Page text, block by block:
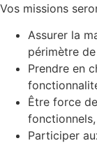
Vos missions
Assurer la
périmètre de
Prendre en
Être force
fonctionnels,
Participer